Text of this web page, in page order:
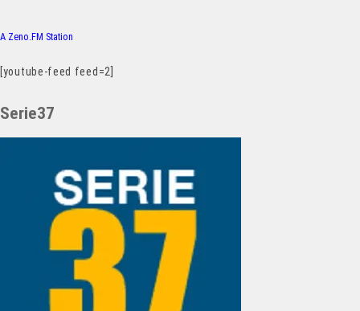
A Zeno.FM Station
[youtube-feed feed=2]
Serie37